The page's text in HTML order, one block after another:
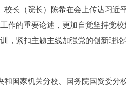
长（院长）陈希在会上传达习近
作的重要论述，更加自觉坚持党
，紧扣主题主线加强党的创新理
家机关分校、国务院国资委分校